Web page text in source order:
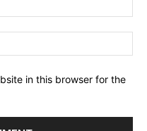
in this browser for the